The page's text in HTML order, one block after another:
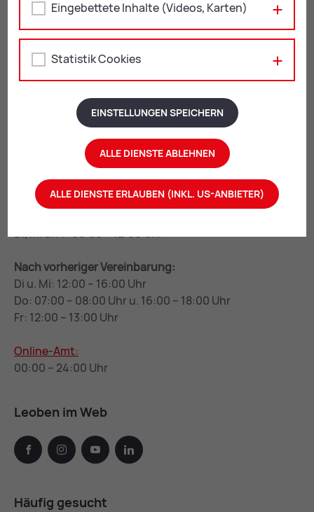
Rathaus Leoben
Erzherzog Johann-Straße 2
8700 Leoben
+43 3842 4062-0
stadtgemeinde@leoben.at
Öffnungszeiten:
Di, Mi u. Fr: 08:00 – 12:00 Uhr
Nach vorheriger Vereinbarung:
Di u. Mi: 12:00 – 16:00 Uhr
Do: 07:00 – 08:00 Uhr u. 16:00 – 18:00 Uhr
Fr: 12:00 – 13:00 Uhr
Online-Amt:
00:00 – 24:00 Uhr
Leoben im Web
facebook instagramyoutube linkedin
Häufig gesucht
Eingebettete Inhalte (Videos, Karten)
Statistik Cookies
EINSTELLUNGEN SPEICHERN
ALLE DIENSTE ABLEHNEN
ALLE DIENSTE ERLAUBEN (INKL. US-ANBIETER)